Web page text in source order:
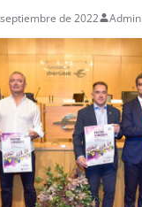
de 2022 Admin